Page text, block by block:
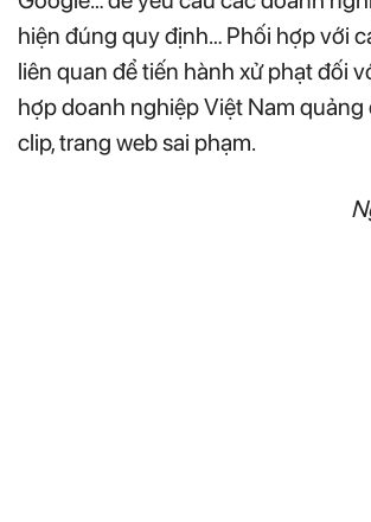
hiện đúng quy định… Phối hợp với
liên quan để tiến hành xử phạt đối
hợp doanh nghiệp Việt Nam quảng
clip, trang web sai phạm.